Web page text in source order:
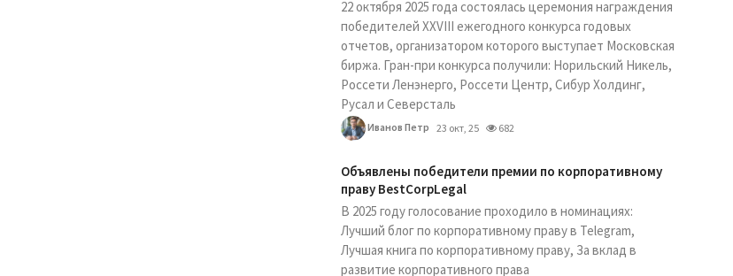
22 октября 2025 года состоялась церемония награждения
победителей XXVIII ежегодного конкурса годовых
отчетов, организатором которого выступает Московская
биржа. Гран-при конкурса получили: Норильский Никель,
Россети Ленэнерго, Россети Центр, Сибур Холдинг,
Русал и Северсталь
Иванов Петр 23 окт, 25 682
Объявлены победители премии по корпоративному
праву BestCorpLegal
В 2025 году голосование проходило в номинациях:
Лучший блог по корпоративному праву в Telegram,
Лучшая книга по корпоративному праву, За вклад в
развитие корпоративного права